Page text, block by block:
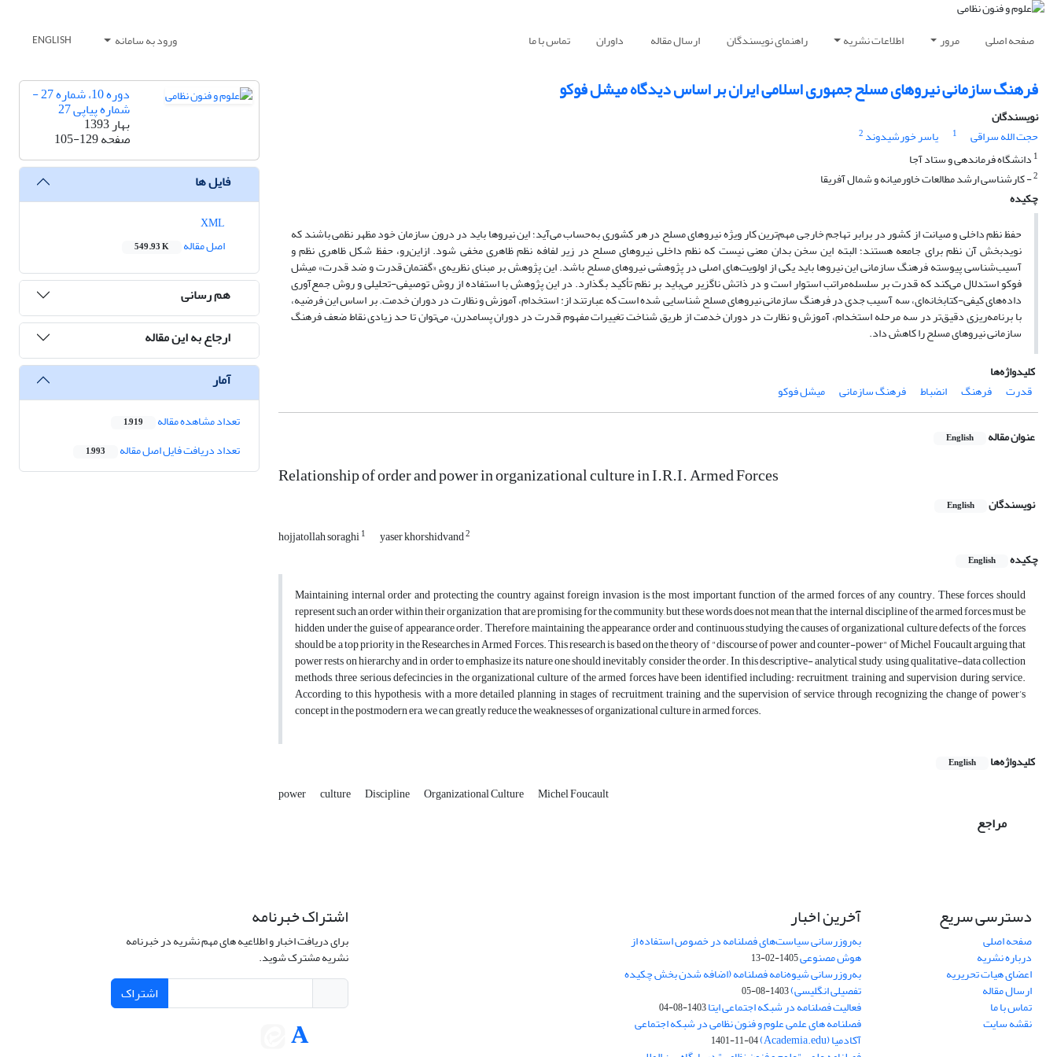
صفحه اصلی مرور اطلاعات نشریه راهنمای نویسندگان ارسال مقاله داوران تماس با ما ورود به سامانه ENGLISH
فرهنگ سازمانی نیروهای مسلح جمهوری اسلامی ایران بر اساس دیدگاه میشل فوکو
نویسندگان
حجت الله سراقی
1 یاسر خورشیدوند 2
1 دانشگاه فرماندهی و ستاد آجا
2- کارشناسی ارشد مطالعات خاورمیانه و شمال آفریقا
چکیده
حفظ نظم داخلی و صیانت از کشور در برابر تهاجم خارجی مهم‌ترین کار‌‌‌ ویژه نیروهای مسلح در هر کشوری به‌حساب می‌آید؛ این نیروها باید در درون سازمان خود مظهر نظمی ‌باشند که
نوید‌بخش آن نظم برای جامعه هستند؛ البته این سخن بدان معنی نیست که نظم داخلی نیروهای مسلح در زیر لفافه نظم ظاهری مخفی شود. ازاین‌رو، حفظ شکل ظاهری نظم و
آسیب‌شناسی پیوسته فرهنگ سازمانی این نیروها باید یکی از اولویت‌های اصلی در پژوهشی نیروهای مسلح باشد. این پژوهش بر مبنای نظریه‌ی «گفتمان قدرت و ضد قدرت» میشل
فوکو استدلال می‌کند که قدرت بر سلسله‌مراتب استوار است و در ذاتش ناگزیر می‌باید بر نظم تأکید بگذارد. در این پژوهش با استفاده از روش توصیفی-تحلیلی و روش جمع‌آوری
داده‌های کیفی-کتابخانه‌ای، سه آسیب جدی در فرهنگ سازمانی نیروهای مسلح شناسایی شده است که عبارتند از: استخدام، آموزش و نظارت در دوران خدمت. بر اساس این فرضیه،
با برنامه‌ریزی دقیق‌تر در سه مرحله استخدام، آموزش و نظارت در دوران خدمت از طریق شناخت تغییرات مفهوم قدرت در دوران پسامدرن، می‌توان تا حد زیادی نقاط ضعف فرهنگ
سازمانی نیروهای مسلح را کاهش داد.
کلیدواژه‌ها
قدرت
فرهنگ انضباط فرهنگ سازمانی میشل فوکو
عنوان مقاله English
Relationship of order and power in organizational culture in I.R.I. Armed Forces
نویسندگان English
hojjatollah soraghi1 yaser khorshidvand2
چکیده English
Maintaining internal order and protecting the country against foreign invasion is the most important function of the armed forces of any country. These forces should
represent such an order within their organization that are promising for the community, but these words does not mean that the internal discipline of the armed forces must be
hidden under the guise of appearance order. Therefore, maintaining the appearance order and continuous studying the causes of organizational culture defects of the forces
should be a top priority in the Researches in Armed Forces. This research is based on the theory of "discourse of power and counter-power" of Michel Foucault arguing that
power rests on hierarchy and in order to emphasize its nature one should inevitably consider the order. In this descriptive‌-‌ analytical study, using qualitative-data collection
methods, three serious defecincies in the organizational culture of the armed forces have been identified including: recruitment, training and supervision during service.
According to this hypothesis, with a more detailed planning in stages of recruitment, training and the supervision of service through recognizing the change of power’s
concept in the postmodern era, we can greatly reduce the weaknesses of organizational culture in armed forces.
کلیدواژه‌ها English
power culture Discipline Organizational Culture Michel Foucault
مراجع
دوره 10، شماره 27 -
شماره پیاپی 27
بهار 1393
صفحه105-129
فایل ها
اصل مقاله
549.93 K
هم رسانی
ارجاع به این مقاله
آمار
تعداد مشاهده مقاله 1,919
تعداد دریافت فایل اصل مقاله 1,993
دسترسی سریع
صفحه اصلی
درباره نشریه
اعضای هیات تحریریه
ارسال مقاله
تماس با ما
نقشه سایت
آخرین اخبار
به‌روزرسانی سیاست‌های فصلنامه در خصوص استفاده از
هوش مصنوعی1405-02-13
به‌روزرسانی شیوه‌نامه فصلنامه (اضافه شدن بخش چکیده
تفصیلی انگلیسی)1403-08-05
فعالیت فصلنامه در شبکه اجتماعی ایتا1403-08-04
فصلنامه های علمی علوم و فنون نظامی در شبکه اجتماعی
آکادمیا (Academia.edu) 1401-11-04
اشتراک خبرنامه
برای دریافت اخبار و اطلاعیه های مهم نشریه در خبرنامه
نشریه مشترک شوید.
اشتراک